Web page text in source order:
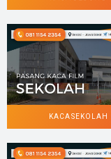
KACA SEKOLAH